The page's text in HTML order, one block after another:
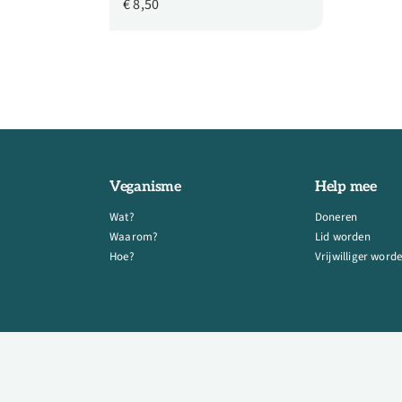
€8,50
Veganisme
Wat?
Waarom?
Hoe?
Help mee
Doneren
Lid worden
Vrijwilliger